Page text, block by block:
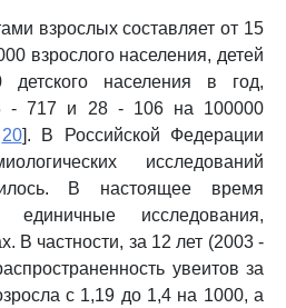
взрослых составляет от 15
взрослого населения, детей
населения в год,
3 - 717 и 28 - 106 на 100000
20]. В Российской Федерации
исследований
В настоящее время
исследования,
В частности, за 12 лет (2003 -
увеитов за
с 1,19 до 1,4 на 1000, а